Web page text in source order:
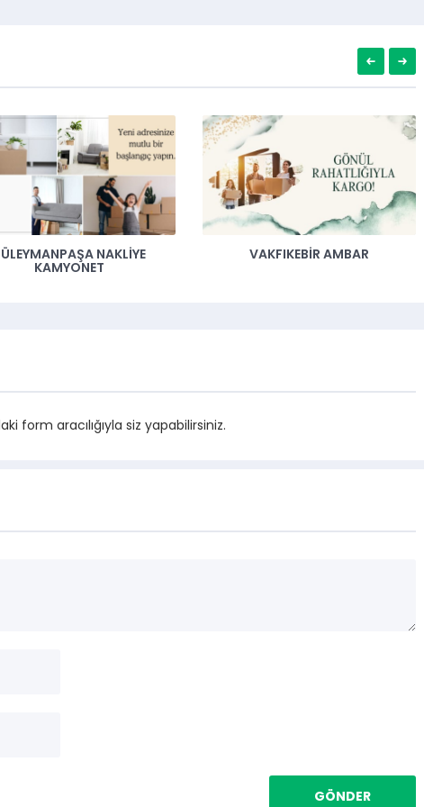
NAKLIYE
KAMYONET
VAKFIKEBIR AMBAR
form aracılığıyla siz yapabilirsiniz.